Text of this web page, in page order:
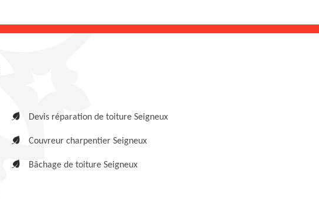
Devis réparation de toiture Seigneux
Couvreur charpentier Seigneux
Bâchage de toiture Seigneux